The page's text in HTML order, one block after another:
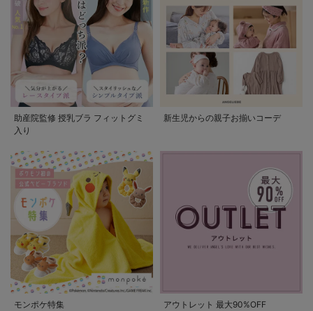
助産院監修 授乳ブラ フィットグミ
入り
新生児からの親子お揃いコーデ
モンポケ特集 アウトレット 最大90%OFF